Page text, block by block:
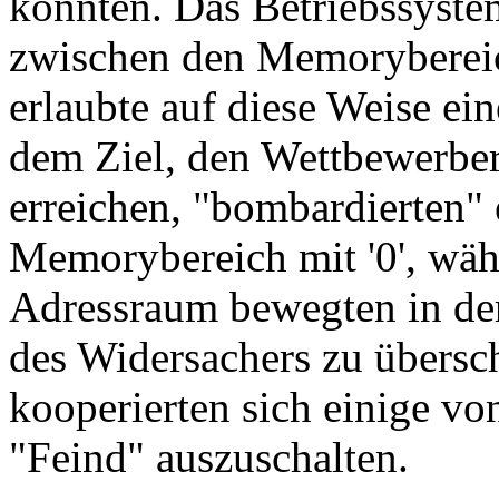
zwischen den
erlaubte auf diese Weise
dem Ziel, den
erreichen,
Memorybereich mit '0',
Adressraum bewegten in
des Widersachers zu
kooperierten sich einige
"Feind" auszuschalten.